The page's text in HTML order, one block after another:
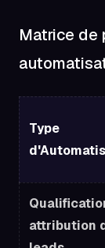
Matrice de
Type
attribution